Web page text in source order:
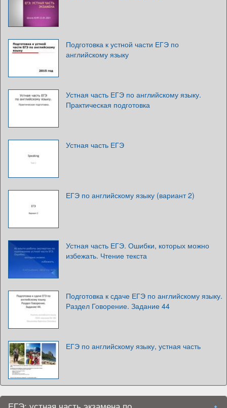
Подготовка к устной части ЕГЭ по
английскому языку
Устная часть ЕГЭ по английскому языку.
Практическая подготовка
Устная часть ЕГЭ
ЕГЭ по английскому языку (вариант 2)
Устная часть ЕГЭ. Ошибки, которых можно
избежать. Чтение текста
Подготовка к сдаче ЕГЭ по английскому языку.
Раздел Говорение. Задание 44
ЕГЭ по английскому языку, устная часть